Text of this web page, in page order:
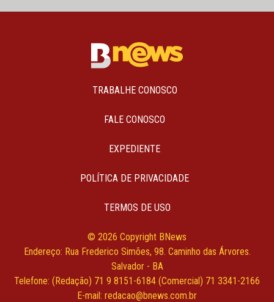
TRABALHE CONOSCO
FALE CONOSCO
EXPEDIENTE
POLÍTICA DE PRIVACIDADE
TERMOS DE USO
© 2026 Copyright BNews
Endereço: Rua Frederico Simões, 98. Caminho das Árvores.
Salvador - BA
Telefone: (Redação) 71 9 8151-6184 (Comercial) 71 3341-2166
E-mail: redacao@bnews.com.br